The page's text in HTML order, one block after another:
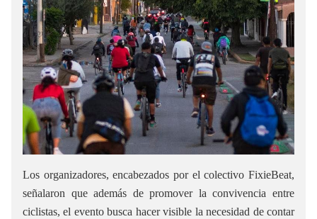
Los organizadores, encabezados por el colectivo FixieBeat,
señalaron que además de promover la convivencia entre
ciclistas, el evento busca hacer visible la necesidad de contar